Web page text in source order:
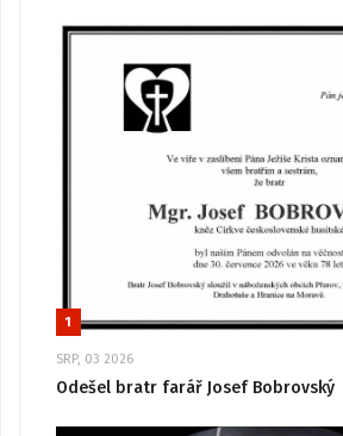
1
SRP, 03 2026
Odešel bratr farář Josef Bobrovský